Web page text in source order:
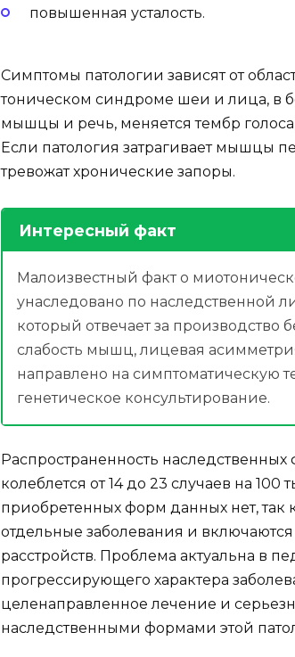
повышенная усталость.
Симптомы патологии зависят от
тоническом синдроме шеи и лица, в
мышцы и речь, меняется тембр
Если патология затрагивает мышцы
тревожат хронические запоры.
Интересный факт
Малоизвестный факт о
унаследовано по наследственной
который отвечает за
слабость мышц, лицевая
направлено на симптоматическую
генетическое консультирование.
Распространенность
колеблется от 14 до 23 случаев на
приобретенных форм данных нет, так
отдельные заболевания и
расстройств. Проблема актуальна в
прогрессирующего характера
целенаправленное лечение и
наследственными формами этой